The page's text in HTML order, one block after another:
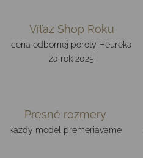
Víťaz Shop Roku
cena odbornej poroty Heureka
za rok 2025
Presné rozmery
každý model premeriavame